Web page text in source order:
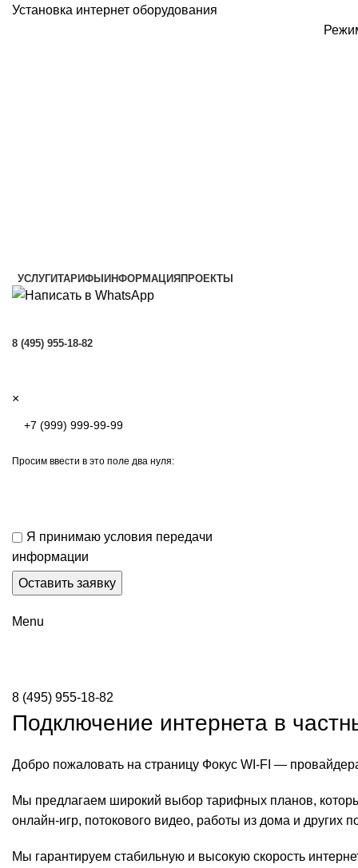
Установка интернет оборудования
УСЛУГИТАРИФЫИНФОРМАЦИЯПРОЕКТЫ
8 (495) 955-18-82
×
Просим ввести в это поле два нуля:
Я принимаю условия передачи
информации
Menu
8 (495) 955-18-82
Подключение интернета в
Добро пожаловать на страницу Фокус WI-FI —
Мы предлагаем широкий выбор тарифных планов,
онлайн-игр, потокового видео, работы из дома и других
Мы гарантируем стабильную и высокую скорость